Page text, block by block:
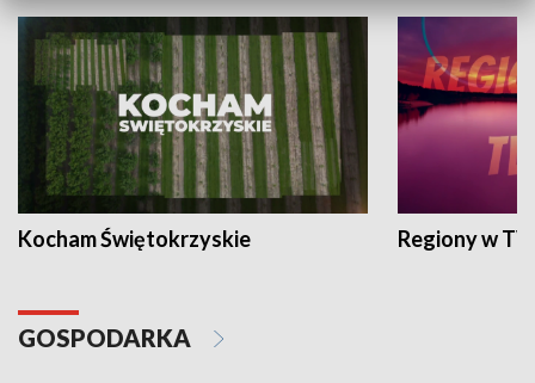
Kocham Świętokrzyskie Regiony w
GOSPODARKA